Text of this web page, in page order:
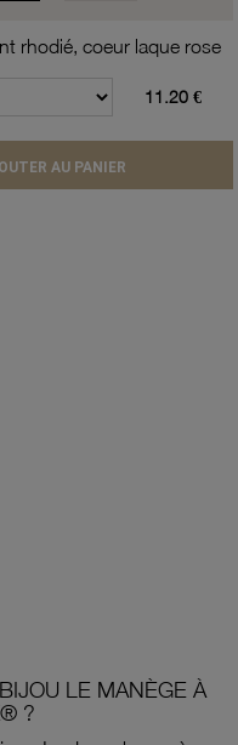
rhodié, coeur laque rose
11.20 €
AU PANIER
LE MANÈGE À
?